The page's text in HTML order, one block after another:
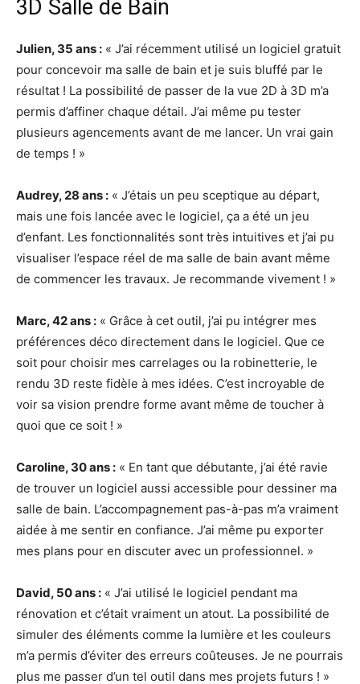
3D Salle de Bain
Julien, 35 ans : « J’ai récemment utilisé un logiciel gratuit
pour concevoir ma salle de bain et je suis bluffé par le
résultat ! La possibilité de passer de la vue 2D à 3D m’a
permis d’affiner chaque détail. J’ai même pu tester
plusieurs agencements avant de me lancer. Un vrai gain
de temps ! »
Audrey, 28 ans : « J’étais un peu sceptique au départ,
mais une fois lancée avec le logiciel, ça a été un jeu
d’enfant. Les fonctionnalités sont très intuitives et j’ai pu
visualiser l’espace réel de ma salle de bain avant même
de commencer les travaux. Je recommande vivement ! »
Marc, 42 ans : « Grâce à cet outil, j’ai pu intégrer mes
préférences déco directement dans le logiciel. Que ce
soit pour choisir mes carrelages ou la robinetterie, le
rendu 3D reste fidèle à mes idées. C’est incroyable de
voir sa vision prendre forme avant même de toucher à
quoi que ce soit ! »
Caroline, 30 ans : « En tant que débutante, j’ai été ravie
de trouver un logiciel aussi accessible pour dessiner ma
salle de bain. L’accompagnement pas-à-pas m’a vraiment
aidée à me sentir en confiance. J’ai même pu exporter
mes plans pour en discuter avec un professionnel. »
David, 50 ans : « J’ai utilisé le logiciel pendant ma
rénovation et c’était vraiment un atout. La possibilité de
simuler des éléments comme la lumière et les couleurs
m’a permis d’éviter des erreurs coûteuses. Je ne pourrais
plus me passer d’un tel outil dans mes projets futurs ! »